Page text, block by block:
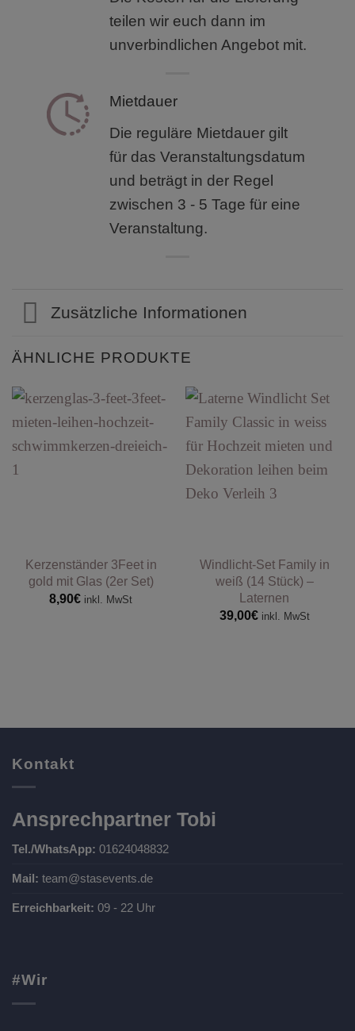
teilen wir euch dann im
unverbindlichen Angebot mit.
Mietdauer
Die reguläre Mietdauer gilt
für das Veranstaltungsdatum
und beträgt in der Regel
zwischen 3 - 5 Tage für eine
Veranstaltung.
Zusätzliche Informationen
ÄHNLICHE PRODUKTE
Kerzenständer 3Feet in
gold mit Glas (2er Set)
8,90€ inkl. MwSt
Windlicht-Set Family in
weiß (14 Stück) –
Laternen
39,00€ inkl. MwSt
Kontakt
Ansprechpartner Tobi
Tel./WhatsApp: 01624048832
Mail: team@stasevents.de
Erreichbarkeit: 09 - 22 Uhr
#Wir